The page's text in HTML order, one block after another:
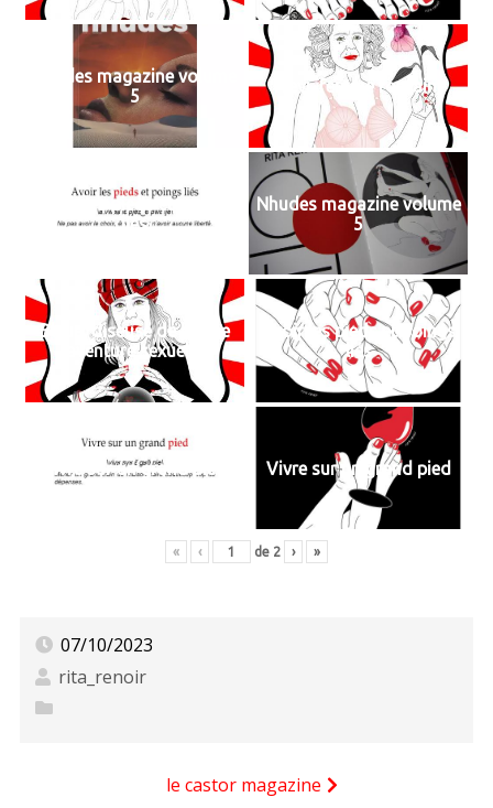
Nhudes magazine volume
5
Trevi, femme fontaine
Avoir les pieds et poings
liés
Nhudes magazine volume
5
Bleue, diseuse de bonne
aventure sexuelle
Avoir les pieds et poings
liés
Vivre sur un grand pied Vivre sur un grand pied
« ‹ de 2 › »
07/10/2023
rita_renoir
le castor magazine